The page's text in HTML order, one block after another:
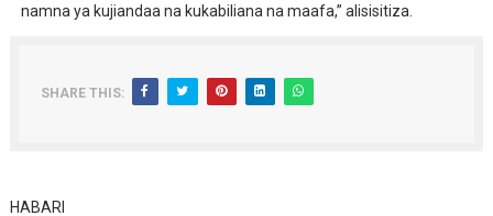
namna ya kujiandaa na kukabiliana na maafa,” alisisitiza.
SHARE THIS:
HABARI